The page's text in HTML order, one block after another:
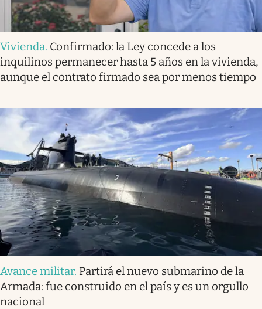
Vivienda. Confirmado: la Ley concede a los
inquilinos permanecer hasta 5 años en la vivienda,
aunque el contrato firmado sea por menos tiempo
Avance militar. Partirá el nuevo submarino de la
Armada: fue construido en el país y es un orgullo
nacional